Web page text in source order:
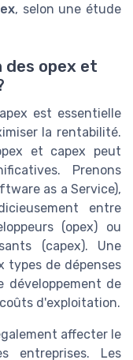
, selon une étude
des opex et
est essentielle
la rentabilité.
et capex peut
Prenons
as a Service),
entre
(opex) ou
(capex). Une
types de dépenses
développement de
d'exploitation.
affecter le
entreprises. Les